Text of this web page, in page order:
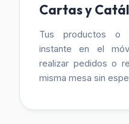
Cartas y
Tus productos o
instante en el
realizar pedidos o
misma mesa sin